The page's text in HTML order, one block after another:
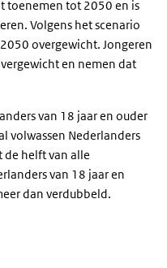
toenemen tot 2050 en is
Volgens het scenario
overgewicht. Jongeren
en nemen dat
van 18 jaar en ouder
volwassen Nederlanders
de helft van alle
van 18 jaar en
dan verdubbeld.